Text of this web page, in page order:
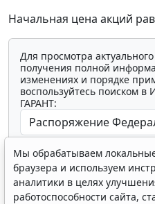
Начальная цена акций
Для просмотра
получения полной
изменениях и порядке
воспользуйтесь поиском
ГАРАНТ:
Мы обрабатываем
браузера и используем
аналитики в целях
работоспособности сайта,